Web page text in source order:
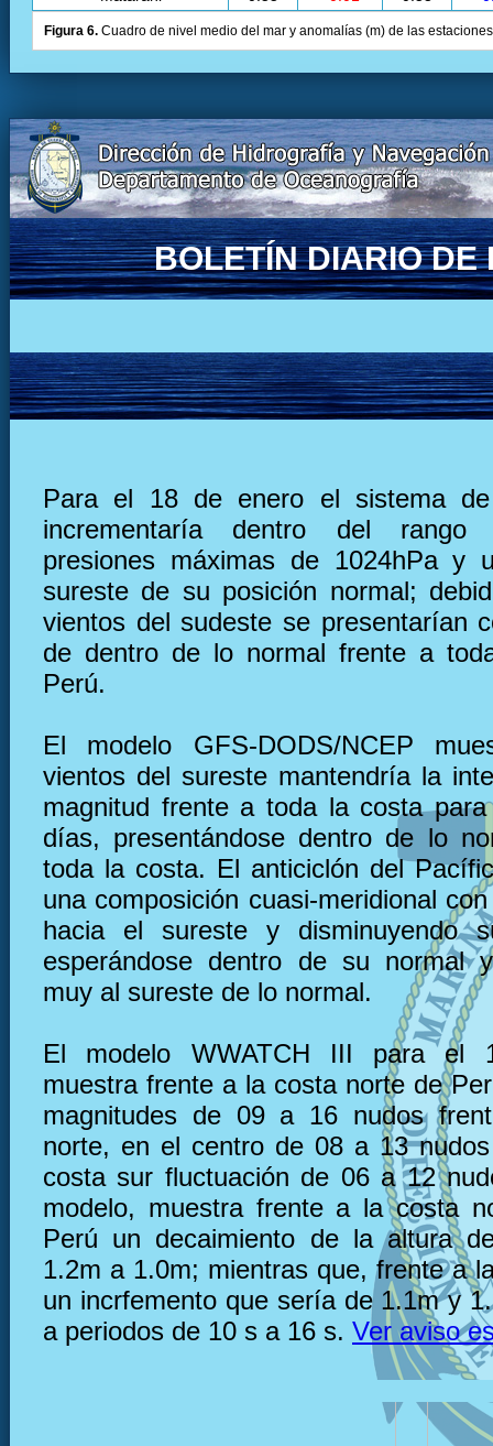
Figura 6. Cuadro de nivel medio del mar y anomalías (m) de las
BOLETÍN DIARIO DE
Para el 18 de enero el sistema
incrementaría dentro del rango
presiones máximas de 1024hPa y
sureste de su posición normal;
vientos del sudeste se presentarían
de dentro de lo normal frente a
Perú.
El modelo GFS-DODS/NCEP
vientos del sureste mantendría la
magnitud frente a toda la costa
días, presentándose dentro de lo
toda la costa. El anticiclón del
una composición cuasi-meridional
hacia el sureste y disminuyendo
esperándose dentro de su normal
muy al sureste de lo normal.
El modelo WWATCH III para el
muestra frente a la costa norte de
magnitudes de 09 a 16 nudos
norte, en el centro de 08 a 13
costa sur fluctuación de 06 a 12
modelo, muestra frente a la costa
Perú un decaimiento de la altura
1.2m a 1.0m; mientras que, frente a
un incrfemento que sería de 1.1m y
a periodos de 10 s a 16 s. Ver aviso